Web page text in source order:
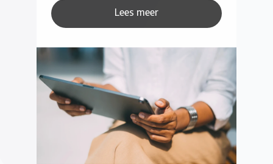
Lees meer